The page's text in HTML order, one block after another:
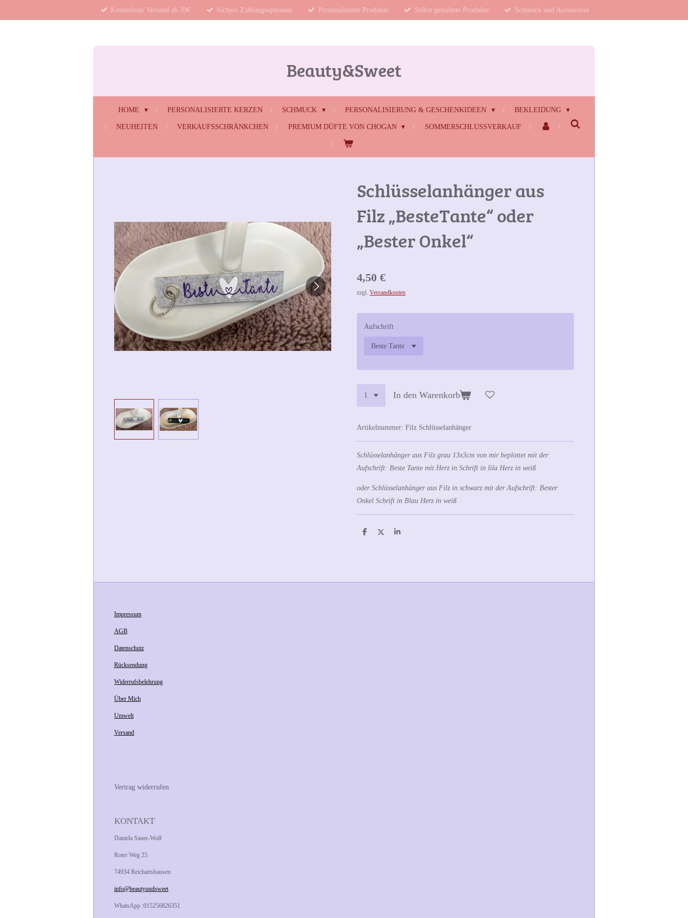
Kostenloser Versand ab 39€ Sichere Zahlungsoptionen Personalisierte Produkte Selbst gestaltete Produkte Schmuck und Accessoires
Beauty&Sweet
HOME PERSONALISIERTE KERZEN SCHMUCK PERSONALISIERUNG & GESCHENKIDEEN BEKLEIDUNG
NEUHEITEN VERKAUFSSCHRÄNKCHEN PREMIUM DÜFTE VON CHOGAN SOMMERSCHLUSSVERKAUF
Schlüsselanhänger aus
Filz „BesteTante“ oder
„Bester Onkel“
4,50 €
zzgl. Versandkosten
Aufschrift
In den Warenkorb
Artikelnummer: Filz Schlüsselanhänger
Schlüsselanhänger aus Filz grau 13x3cm von mir beplottet mit der
Aufschrift: Beste Tante mit Herz in Schrift in lila Herz in weiß
oder Schlüsselanhänger aus Filz in schwarz mit der Aufschrift: Bester
Onkel Schrift in Blau Herz in weiß
T
T
T
Impressum
AGB
Datenschutz
Rücksendung
Widerrufsbelehrung
Über Mich
Umwelt
Versand
Vertrag widerrufen
KONTAKT
Daniela Sauer-Wolf
Roter Weg 25
74934 Reichartshausen
info@beautyundsweet
WhatsApp :015256826351